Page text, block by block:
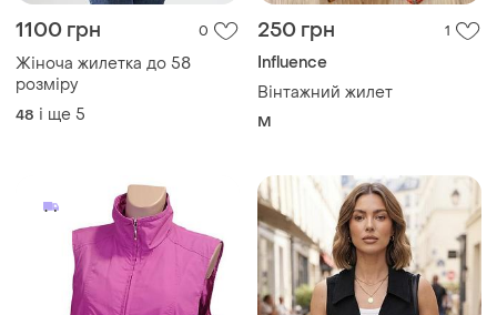
1100 грн 0
Жіноча жилетка до 58
розміру
48 і ще 5
250 грн 1
Influence
Вінтажний жилет
M